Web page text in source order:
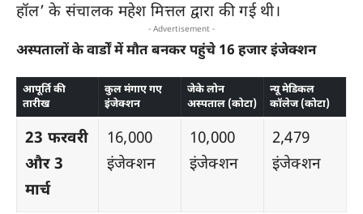
हॉल’ के संचालक महेश मित्तल द्वारा की गई थी।
- Advertisement -
अस्पतालों के वार्डों में मौत बनकर पहुंचे 16 हजार इंजेक्शन
आपूर्ति की
तारीख
कुल मंगाए गए
इंजेक्शन
जेके लोन
अस्पताल (कोटा)
न्यू मेडिकल
कॉलेज (कोटा)
23 फरवरी
और 3
मार्च
16,000
इंजेक्शन
10,000
इंजेक्शन
2,479
इंजेक्शन